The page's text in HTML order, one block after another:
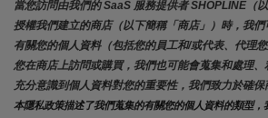
當您訪問由我們的 SaaS 服務提供者 SHOPLINE（
授權我們建立的商店（以下簡稱「商店」）時，我
有關您的個人資料（包括您的員工和/或代表、代理
您在商店上訪問或購買，我們也可能會蒐集和處理
充分意識到個人資料對您的重要性，我們致力於確保
本隱私政策描述了我們蒐集的有關您的個人資料的類型，